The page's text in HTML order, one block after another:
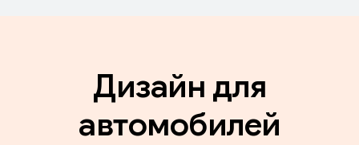
Дизайн для
автомобилей